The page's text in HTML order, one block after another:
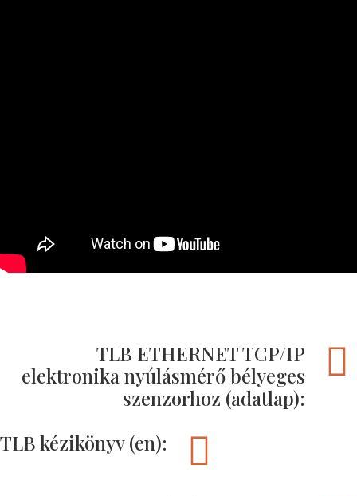
TLB ETHERNET TCP/IP
elektronika nyúlásmérő bélyeges
szenzorhoz (adatlap):
TLB kézikönyv (en):